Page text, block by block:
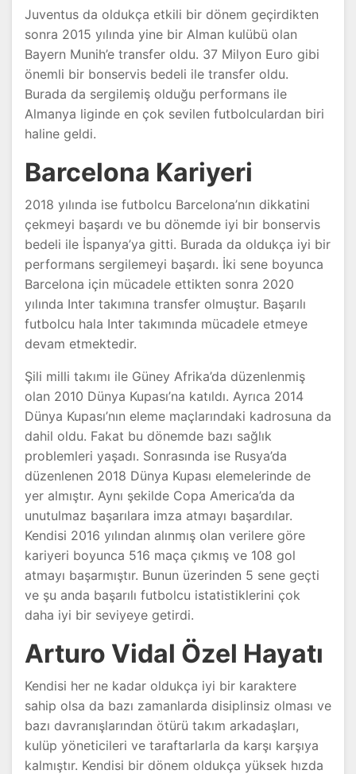
Juventus da oldukça etkili bir dönem geçirdikten
sonra 2015 yılında yine bir Alman kulübü olan
Bayern Munih’e transfer oldu. 37 Milyon Euro gibi
önemli bir bonservis bedeli ile transfer oldu.
Burada da sergilemiş olduğu performans ile
Almanya liginde en çok sevilen futbolculardan biri
haline geldi.
Barcelona Kariyeri
2018 yılında ise futbolcu Barcelona’nın dikkatini
çekmeyi başardı ve bu dönemde iyi bir bonservis
bedeli ile İspanya’ya gitti. Burada da oldukça iyi bir
performans sergilemeyi başardı. İki sene boyunca
Barcelona için mücadele ettikten sonra 2020
yılında Inter takımına transfer olmuştur. Başarılı
futbolcu hala Inter takımında mücadele etmeye
devam etmektedir.
Şili milli takımı ile Güney Afrika’da düzenlenmiş
olan 2010 Dünya Kupası’na katıldı. Ayrıca 2014
Dünya Kupası’nın eleme maçlarındaki kadrosuna da
dahil oldu. Fakat bu dönemde bazı sağlık
problemleri yaşadı. Sonrasında ise Rusya’da
düzenlenen 2018 Dünya Kupası elemelerinde de
yer almıştır. Aynı şekilde Copa America’da da
unutulmaz başarılara imza atmayı başardılar.
Kendisi 2016 yılından alınmış olan verilere göre
kariyeri boyunca 516 maça çıkmış ve 108 gol
atmayı başarmıştır. Bunun üzerinden 5 sene geçti
ve şu anda başarılı futbolcu istatistiklerini çok
daha iyi bir seviyeye getirdi.
Arturo Vidal Özel Hayatı
Kendisi her ne kadar oldukça iyi bir karaktere
sahip olsa da bazı zamanlarda disiplinsiz olması ve
bazı davranışlarından ötürü takım arkadaşları,
kulüp yöneticileri ve taraftarlarla da karşı karşıya
kalmıştır. Kendisi bir dönem oldukça yüksek hızda